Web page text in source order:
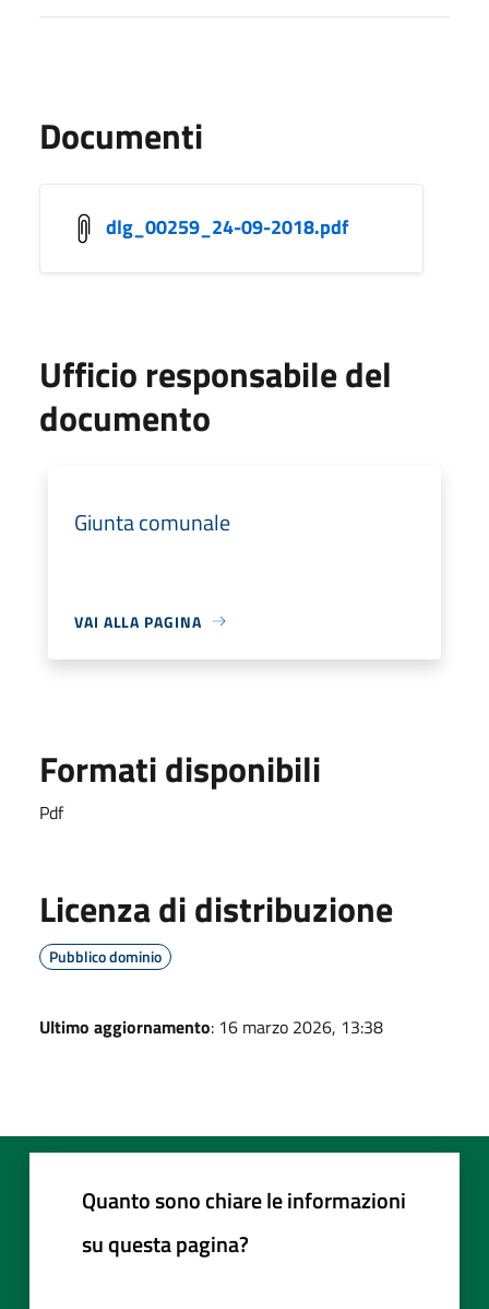
Documenti
dlg_00259_24-09-2018.pdf
Ufficio responsabile del
documento
Giunta comunale
VAI ALLA PAGINA
Formati disponibili
Pdf
Licenza di distribuzione
Pubblico dominio
Ultimo aggiornamento: 16 marzo 2026, 13:38
Quanto sono chiare le informazioni
su questa pagina?